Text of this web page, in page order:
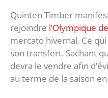
Quinten Timber
rejoindre l’Olympique
mercato hivernal. Ce
son transfert. Sachant
devra le vendre afin
au terme de la saison